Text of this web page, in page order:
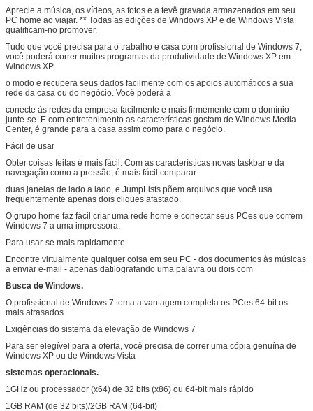
Aprecie a música, os vídeos, as fotos e a tevê gravada armazenados em seu
PC home ao viajar. ** Todas as edições de Windows XP e de Windows Vista
qualificam-no promover.
Tudo que você precisa para o trabalho e casa com profissional de Windows 7,
você poderá correr muitos programas da produtividade de Windows XP em
Windows XP
o modo e recupera seus dados facilmente com os apoios automáticos a sua
rede da casa ou do negócio. Você poderá a
conecte às redes da empresa facilmente e mais firmemente com o domínio
junte-se. E com entretenimento as características gostam de Windows Media
Center, é grande para a casa assim como para o negócio.
Fácil de usar
Obter coisas feitas é mais fácil. Com as características novas taskbar e da
navegação como a pressão, é mais fácil comparar
duas janelas de lado a lado, e JumpLists põem arquivos que você usa
frequentemente apenas dois cliques afastado.
O grupo home faz fácil criar uma rede home e conectar seus PCes que correm
Windows 7 a uma impressora.
Para usar-se mais rapidamente
Encontre virtualmente qualquer coisa em seu PC - dos documentos às músicas
a enviar e-mail - apenas datilografando uma palavra ou dois com
Busca de Windows.
O profissional de Windows 7 toma a vantagem completa os PCes 64-bit os
mais atrasados.
Exigências do sistema da elevação de Windows 7
Para ser elegível para a oferta, você precisa de correr uma cópia genuína de
Windows XP ou de Windows Vista
sistemas operacionais.
1GHz ou processador (x64) de 32 bits (x86) ou 64-bit mais rápido
1GB RAM (de 32 bits)/2GB RAM (64-bit)